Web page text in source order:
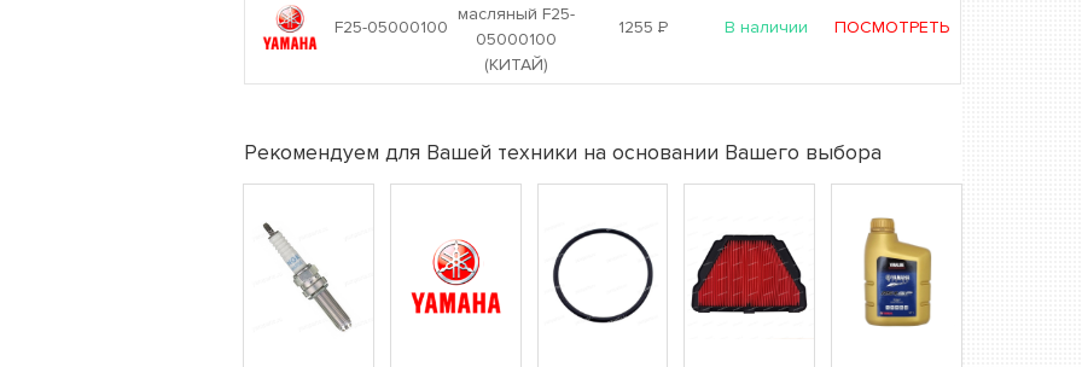
F25-05000100
масляный F25-
05000100
(КИТАЙ)
1255 Р В наличии ПОСМОТРЕТЬ
Рекомендуем для Вашей техники на основании Вашего выбора